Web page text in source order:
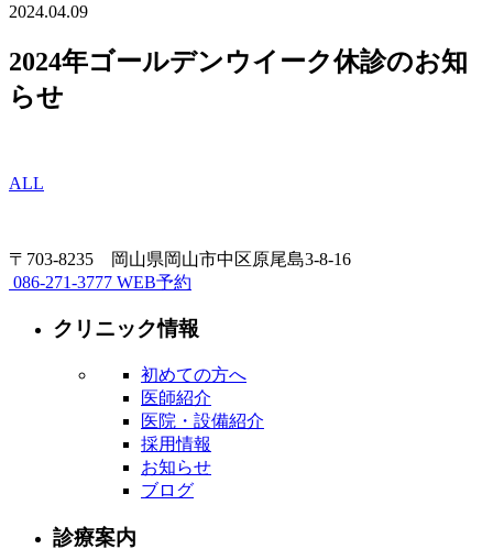
2024.04.09
2024年ゴールデンウイーク休診のお知
らせ
ALL
〒703-8235 岡山県岡山市中区原尾島3-8-16
086-271-3777 WEB予約
クリニック情報
初めての方へ
医師紹介
医院・設備紹介
採用情報
お知らせ
ブログ
診療案内